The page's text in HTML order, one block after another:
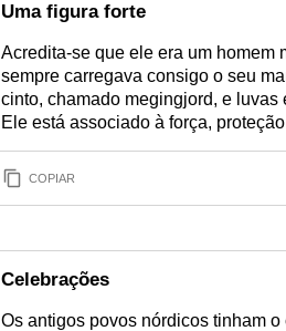
Uma figura forte
Acredita-se que ele era um homem
sempre carregava consigo o seu
cinto, chamado megingjord, e
Ele está associado à força,
COPIAR
Celebrações
Os antigos povos nórdicos tinham